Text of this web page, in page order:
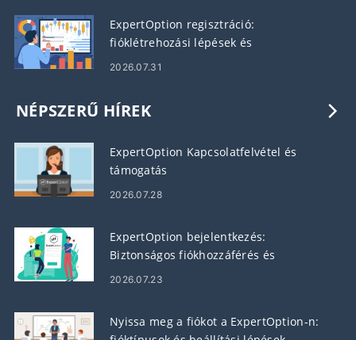
ExpertOption regisztráció:
fióklétrehozási lépések és
követelmények
2026.07.31
NÉPSZERŰ HÍREK
ExpertOption Kapcsolatfelvétel és
támogatás
2026.07.28
ExpertOption bejelentkezés:
Biztonságos fiókhozzáférés és
hibaelhárítás
2026.07.23
Nyissa meg a fiókot a ExpertOption-n: